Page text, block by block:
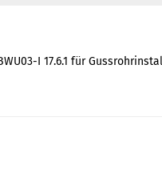
I 17.6.1 für